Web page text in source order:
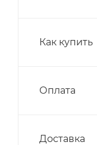
Как купить
Оплата
Доставка